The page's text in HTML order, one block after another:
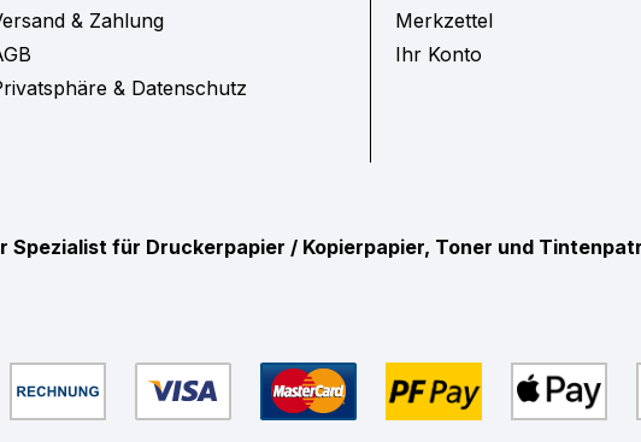
& Zahlung
& Datenschutz
Merkzettel
Ihr Konto
Spezialist für Druckerpapier / Kopierpapier, Toner und